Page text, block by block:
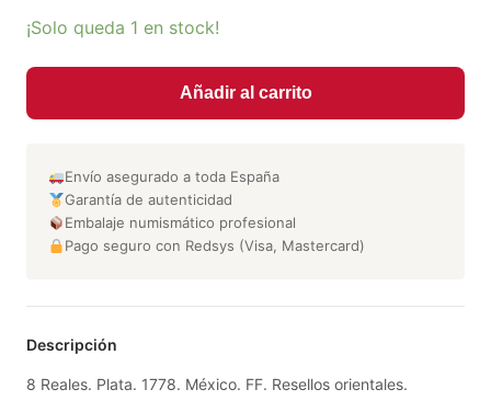
¡Solo queda 1 en stock!
Añadir al carrito
Envío asegurado a toda España
Garantía de autenticidad
Embalaje numismático profesional
Pago seguro con Redsys (Visa, Mastercard)
Descripción
8 Reales. Plata. 1778. México. FF. Resellos orientales.